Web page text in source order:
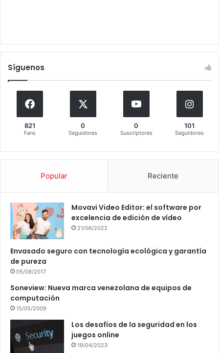
Síguenos
821
Fans
0
Seguidores
0
Suscriptores
101
Seguidores
Popular Reciente
Movavi Video Editor: el software por
excelencia de edición de vídeo
21/06/2022
Envasado seguro con tecnología ecológica y garantía
de pureza
05/08/2017
Soneview: Nueva marca venezolana de equipos de
computación
15/05/2009
Los desafíos de la seguridad en los
juegos online
19/04/2023